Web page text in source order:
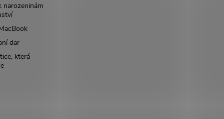
narozeninám
dar
která